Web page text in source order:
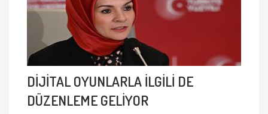
DİJİTAL OYUNLARLA İLGİLİ DE
DÜZENLEME GELİYOR